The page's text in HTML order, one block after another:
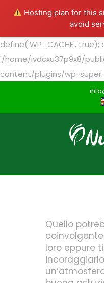
Hosting plan for this
avoid
define('WP_CACHE', true);
'/home/ivdcxu37p9x8/
content/plugins/wp-
Quello
loro eppure